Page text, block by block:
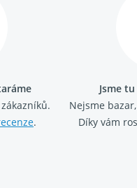
.
Jsme
Nejsme
Díky vám